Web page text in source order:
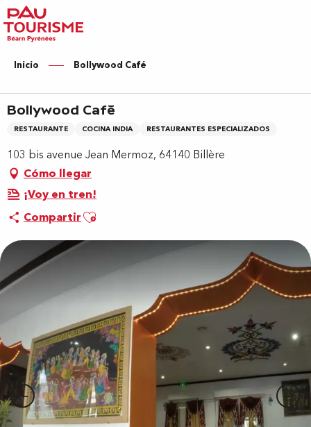
Aller
au
contenu
principal
Inicio Bollywood Café
Bollywood Café
RESTAURANTE COCINA INDIA RESTAURANTES ESPECIALIZADOS
103 bis avenue Jean Mermoz, 64140 Billère
Cómo llegar
¡Voy en tren!
CompartirAjouter aux favoris